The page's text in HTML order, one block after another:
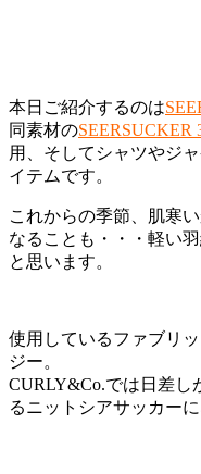
本日ご紹介するのは
同素材のSEERSUCKER
用、そしてシャツやジ
イテムです。
これからの季節、肌寒
なることも・・・軽い
と思います。
使用しているファブリ
ジー。
CURLY&Co.では日差し
るニットシアサッカーに